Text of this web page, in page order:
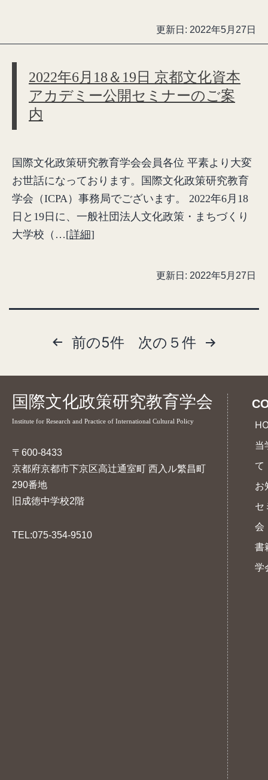
更新日: 2022年5月27日
2022年6月18＆19日 京都文化資本
アカデミー公開セミナーのご案
内
国際文化政策研究教育学会会員各位 平素より大変
お世話になっております。国際文化政策研究教育
学会（ICPA）事務局でございます。 2022年6月18
日と19日に、一般社団法人文化政策・まちづくり
大学校（…[詳細]
更新日: 2022年5月27日
ペ
ー
ジ
送
り
前の5件 次の５件
国際文化政策研究教育学会
Institute for Research and Practice of International Cultural Policy
〒600-8433
京都府京都市下京区高辻通室町 西入ル繁昌町
290番地
旧成徳中学校2階
TEL:075-354-9510
当
て
お
セ
会
書
学